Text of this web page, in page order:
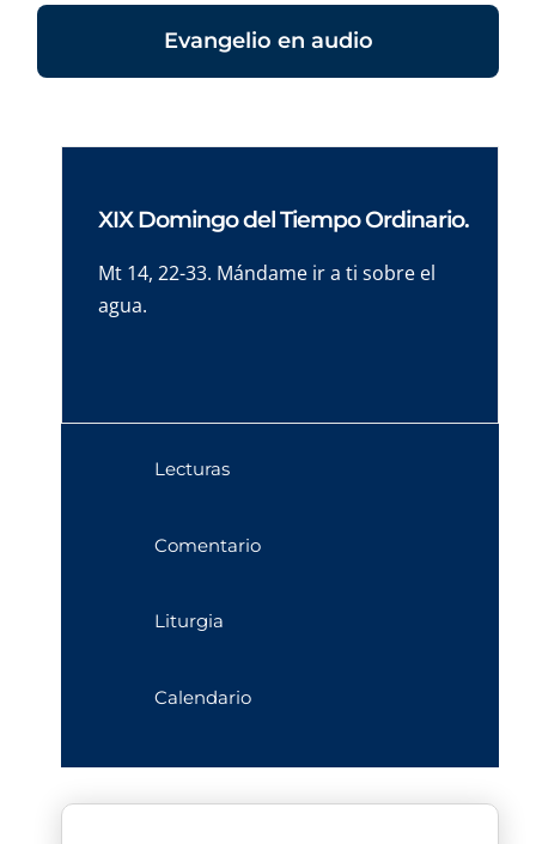
Evangelio en audio
XIX Domingo del Tiempo Ordinario.
Mt 14, 22-33. Mándame ir a ti sobre el
agua.
Lecturas
Comentario
Liturgia
Calendario